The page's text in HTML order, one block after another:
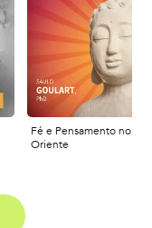
Fé e Pensamento no
Oriente